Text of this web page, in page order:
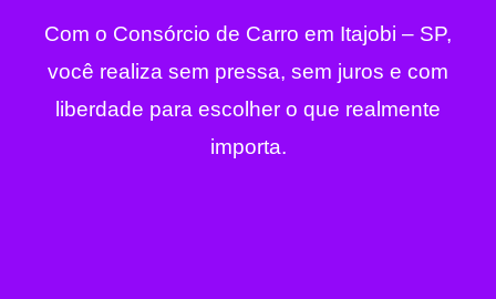
Com o Consórcio de Carro em Itajobi – SP,
você realiza sem pressa, sem juros e com
liberdade para escolher o que realmente
importa.